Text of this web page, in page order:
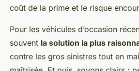
coût de la prime et le risque
Pour les véhicules d’occasion
souvent la solution la plus
contre les gros sinistres tout en